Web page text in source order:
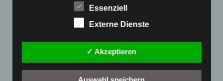
Produktpalette
Elektro-Fahrräder
Elektro-Kabinenroller
Elektro-Klappräder
Profiling ist jede Art der automatisierten
Verarbeitung personenbezogener Daten, die darin
besteht, dass diese personenbezogenen Daten
verwendet werden, um bestimmte persönliche
Aspekte, die sich auf eine natürliche Person
beziehen, zu bewerten, insbesondere, um
Aspekte bezüglich Arbeitsleistung, wirtschaftlicher
Essenziell
Externe Dienste
✓ Akzeptieren